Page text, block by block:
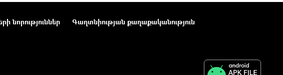
նորություններ
Գաղտնիության քաղաքականություն